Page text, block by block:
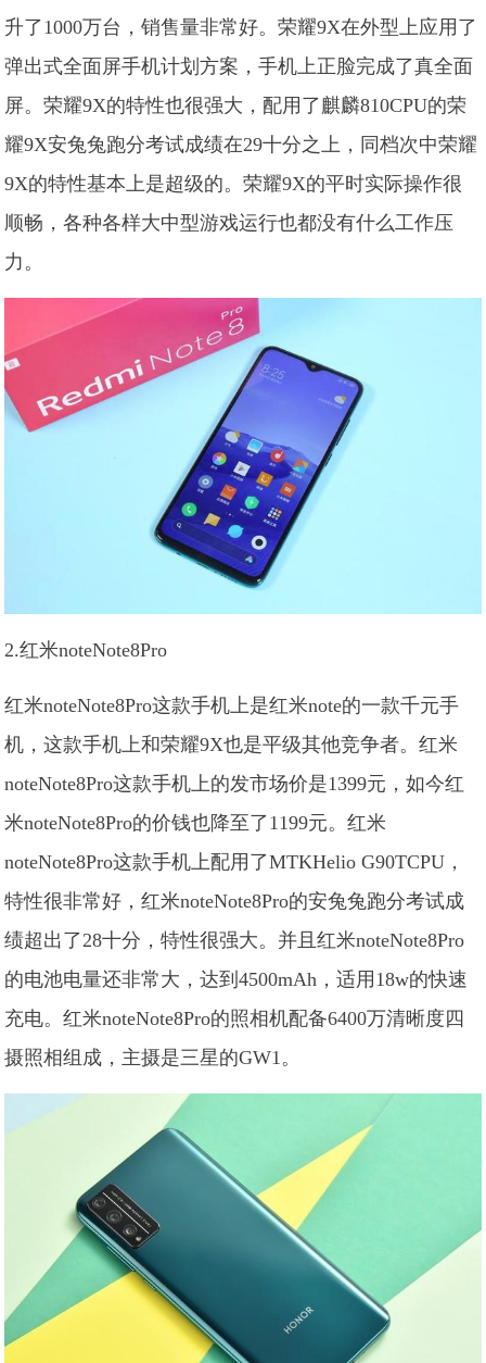
升了1000万台，销售量非常好。荣耀9X在外型上应用了
弹出式全面屏手机计划方案，手机上正脸完成了真全面
屏。荣耀9X的特性也很强大，配用了麒麟810CPU的荣
耀9X安兔兔跑分考试成绩在29十分之上，同档次中荣耀
9X的特性基本上是超级的。荣耀9X的平时实际操作很
顺畅，各种各样大中型游戏运行也都没有什么工作压
力。
2.红米noteNote8Pro
红米noteNote8Pro这款手机上是红米note的一款千元手
机，这款手机上和荣耀9X也是平级其他竞争者。红米
noteNote8Pro这款手机上的发市场价是1399元，如今红
米noteNote8Pro的价钱也降至了1199元。红米
noteNote8Pro这款手机上配用了MTKHelio G90TCPU，
特性很非常好，红米noteNote8Pro的安兔兔跑分考试成
绩超出了28十分，特性很强大。并且红米noteNote8Pro
的电池电量还非常大，达到4500mAh，适用18w的快速
充电。红米noteNote8Pro的照相机配备6400万清晰度四
摄照相组成，主摄是三星的GW1。